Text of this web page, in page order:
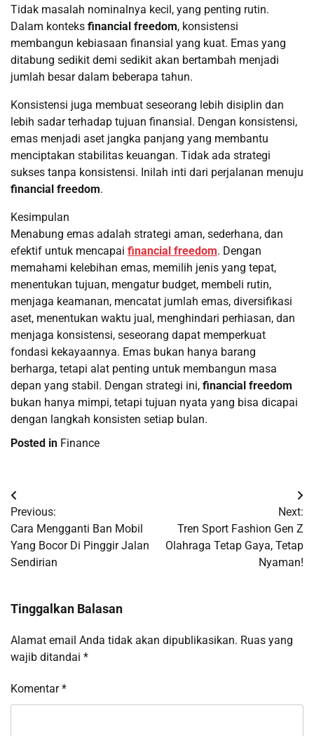
Tidak masalah nominalnya kecil, yang penting rutin.
Dalam konteks financial freedom, konsistensi
membangun kebiasaan finansial yang kuat. Emas yang
ditabung sedikit demi sedikit akan bertambah menjadi
jumlah besar dalam beberapa tahun.
Konsistensi juga membuat seseorang lebih disiplin dan
lebih sadar terhadap tujuan finansial. Dengan konsistensi,
emas menjadi aset jangka panjang yang membantu
menciptakan stabilitas keuangan. Tidak ada strategi
sukses tanpa konsistensi. Inilah inti dari perjalanan menuju
financial freedom.
Kesimpulan
Menabung emas adalah strategi aman, sederhana, dan
efektif untuk mencapai financial freedom. Dengan
memahami kelebihan emas, memilih jenis yang tepat,
menentukan tujuan, mengatur budget, membeli rutin,
menjaga keamanan, mencatat jumlah emas, diversifikasi
aset, menentukan waktu jual, menghindari perhiasan, dan
menjaga konsistensi, seseorang dapat memperkuat
fondasi kekayaannya. Emas bukan hanya barang
berharga, tetapi alat penting untuk membangun masa
depan yang stabil. Dengan strategi ini, financial freedom
bukan hanya mimpi, tetapi tujuan nyata yang bisa dicapai
dengan langkah konsisten setiap bulan.
Posted in Finance
Navigasi
pos
Previous:
Cara Mengganti Ban Mobil
Yang Bocor Di Pinggir Jalan
Sendirian
Next:
Tren Sport Fashion Gen Z
Olahraga Tetap Gaya, Tetap
Nyaman!
Tinggalkan Balasan
Alamat email Anda tidak akan dipublikasikan. Ruas yang
wajib ditandai *
Komentar*